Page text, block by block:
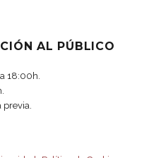
AL PÚBLICO
18:00h.